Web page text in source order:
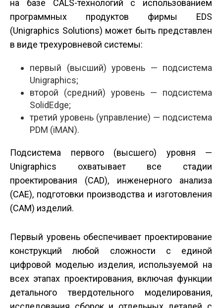
на базе CALS-технологий с использованием
программных продуктов фирмы EDS
(Unigraphics Solutions) может быть представлен
в виде трехуровневой системы:
первый (высший) уровень — подсистема
Unigraphics;
второй (средний) уровень — подсистема
SolidEdge;
третий уровень (управление) — подсистема
PDM (iMAN).
Подсистема первого (высшего) уровня —
Unigraphics охватывает все стадии
проектирования (CAD), инженерного анализа
(CAE), подготовки производства и изготовления
(CAM) изделий.
Первый уровень обеспечивает проектирование
конструкций любой сложности с единой
цифровой моделью изделия, используемой на
всех этапах проектирования, включая функции
детального твердотельного моделирования,